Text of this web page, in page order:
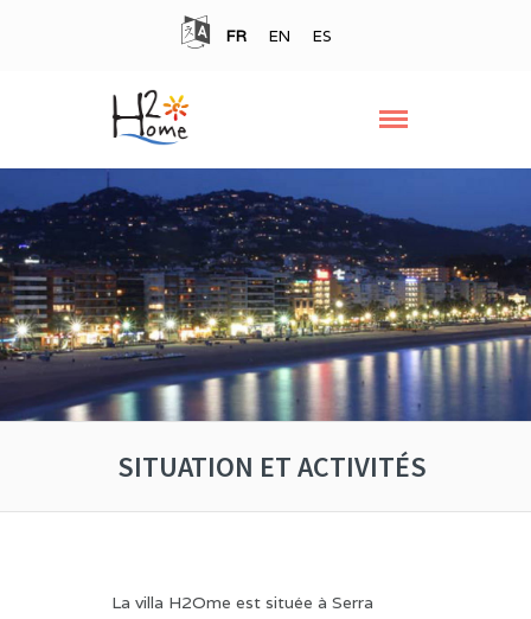
FR EN ES
SITUATION ET ACTIVITÉS
La villa H2Ome est située à Serra